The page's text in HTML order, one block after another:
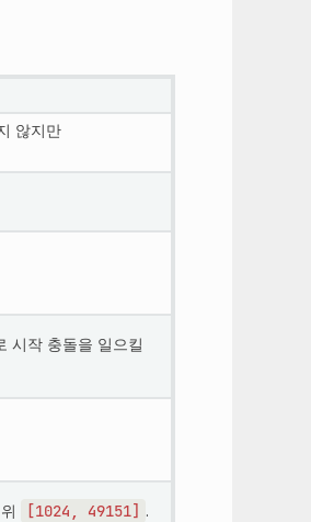
않지만
시작 충돌을 일으킬
[1024, 49151] .